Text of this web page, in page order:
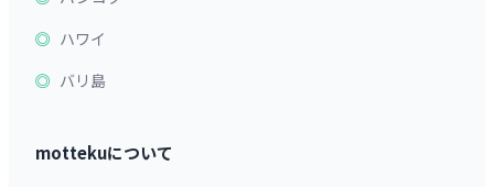
ハワイ
バリ島
mottekuについて